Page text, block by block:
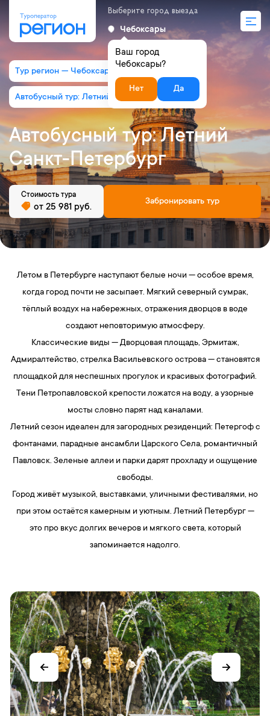
Выберите город выезда
Чебоксары
Ваш город
Чебоксары?
Нет Да
Тур регион — Чебоксары
Автобусный тур: Летний Санкт-Петербург
Автобусный тур: Летний
Санкт-Петербург
Забронировать тур
Стоимость тура
от 25 981 руб.
Летом в Петербурге наступают белые ночи — особое время,
когда город почти не засыпает. Мягкий северный сумрак,
тёплый воздух на набережных, отражения дворцов в воде
создают неповторимую атмосферу.
Классические виды — Дворцовая площадь, Эрмитаж,
Адмиралтейство, стрелка Васильевского острова — становятся
площадкой для неспешных прогулок и красивых фотографий.
Тени Петропавловской крепости ложатся на воду, а узорные
мосты словно парят над каналами.
Летний сезон идеален для загородных резиденций: Петергоф с
фонтанами, парадные ансамбли Царского Села, романтичный
Павловск. Зеленые аллеи и парки дарят прохладу и ощущение
свободы.
Город живёт музыкой, выставками, уличными фестивалями, но
при этом остаётся камерным и уютным. Летний Петербург —
это про вкус долгих вечеров и мягкого света, который
запоминается надолго.